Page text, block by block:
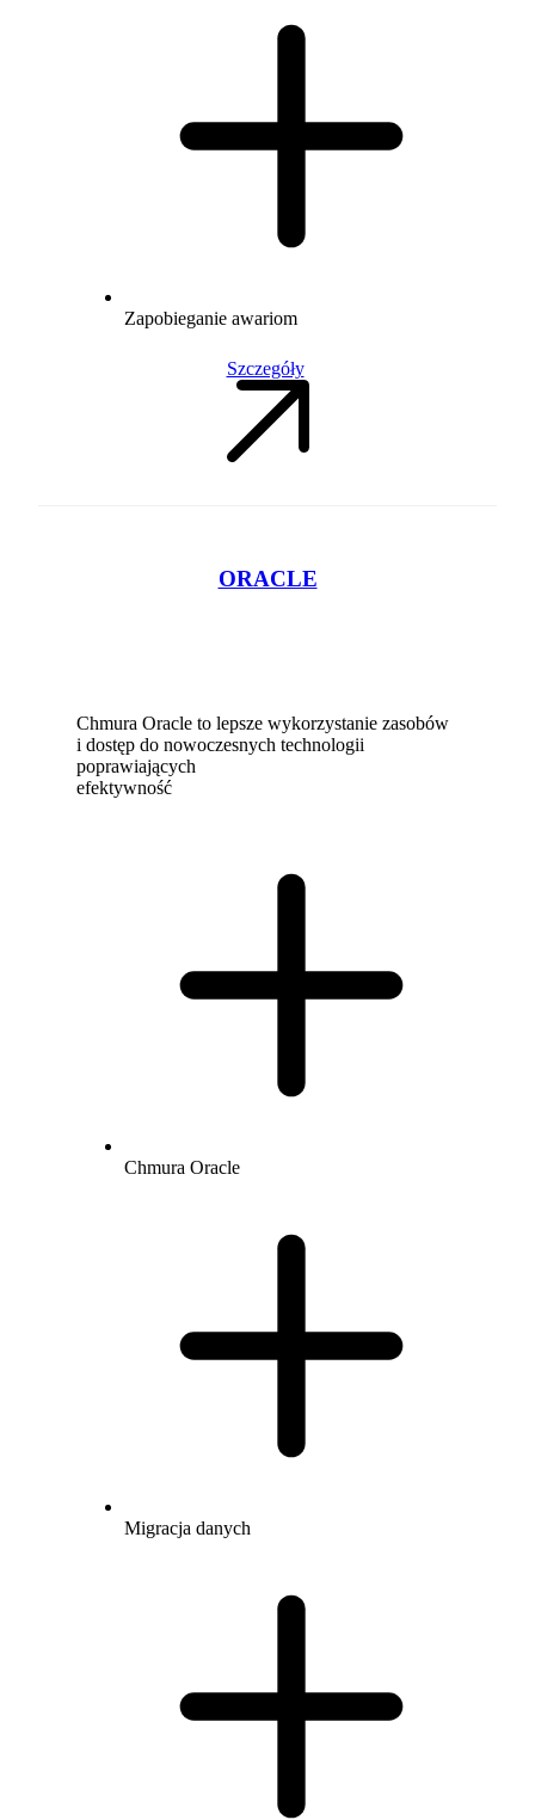
Zapobieganie awariom
Szczegóły
ORACLE
Chmura Oracle to lepsze wykorzystanie zasobów
i dostęp do nowoczesnych technologii
poprawiających
efektywność
Chmura Oracle
Migracja danych